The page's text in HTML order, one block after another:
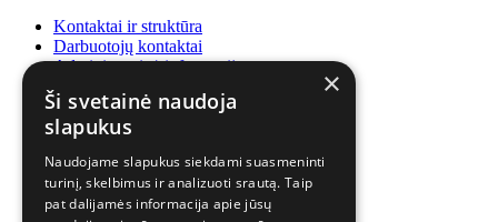
Kontaktai ir struktūra
Darbuotojų kontaktai
Administracinė informacija
Korupcijos prevencija
×
Ši svetainė naudoja
slapukus
Naudojame slapukus siekdami suasmeninti
turinį, skelbimus ir analizuoti srautą. Taip
pat dalijamės informacija apie jūsų